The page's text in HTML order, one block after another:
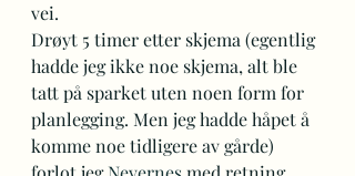
vei.
Drøyt 5 timer etter skjema (egentlig
hadde jeg ikke noe skjema, alt ble
tatt på sparket uten noen form for
planlegging. Men jeg hadde håpet å
komme noe tidligere av gårde)